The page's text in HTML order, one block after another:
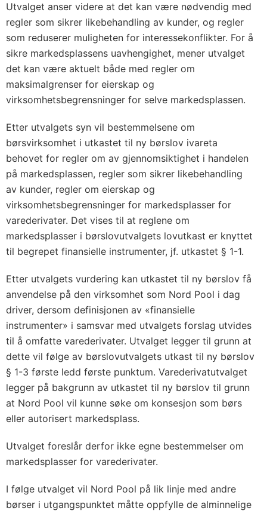
Utvalget anser videre at det kan være nødvendig med
regler som sikrer likebehandling av kunder, og regler
som reduserer muligheten for interessekonflikter. For å
sikre markedsplassens uavhengighet, mener utvalget
det kan være aktuelt både med regler om
maksimalgrenser for eierskap og
virksomhetsbegrensninger for selve markedsplassen.
Etter utvalgets syn vil bestemmelsene om
børsvirksomhet i utkastet til ny børslov ivareta
behovet for regler om av gjennomsiktighet i handelen
på markedsplassen, regler som sikrer likebehandling
av kunder, regler om eierskap og
virksomhetsbegrensninger for markedsplasser for
varederivater. Det vises til at reglene om
markedsplasser i børslovutvalgets lovutkast er knyttet
til begrepet finansielle instrumenter, jf. utkastet § 1-1.
Etter utvalgets vurdering kan utkastet til ny børslov få
anvendelse på den virksomhet som Nord Pool i dag
driver, dersom definisjonen av «finansielle
instrumenter» i samsvar med utvalgets forslag utvides
til å omfatte varederivater. Utvalget legger til grunn at
dette vil følge av børslovutvalgets utkast til ny børslov
§ 1-3 første ledd første punktum. Varederivatutvalget
legger på bakgrunn av utkastet til ny børslov til grunn
at Nord Pool vil kunne søke om konsesjon som børs
eller autorisert markedsplass.
Utvalget foreslår derfor ikke egne bestemmelser om
markedsplasser for varederivater.
I følge utvalget vil Nord Pool på lik linje med andre
børser i utgangspunktet måtte oppfylle de alminnelige